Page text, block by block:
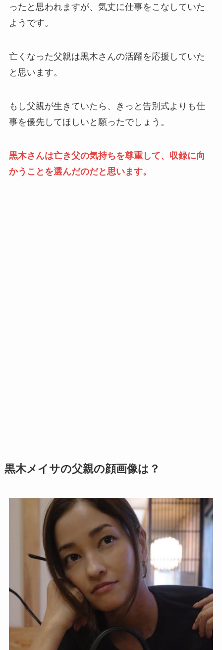
ったと思われますが、気丈に仕事をこなしていた
ようです。
亡くなった父親は黒木さんの活躍を応援していた
と思います。
もし父親が生きていたら、きっと告別式よりも仕
事を優先してほしいと願ったでしょう。
黒木さんは亡き父の気持ちを尊重して、収録に向
かうことを選んだのだと思います。
黒木メイサの父親の顔画像は？